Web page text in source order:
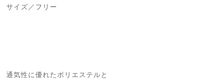
サイズ／フリー
通気性に優れたポリエステルと